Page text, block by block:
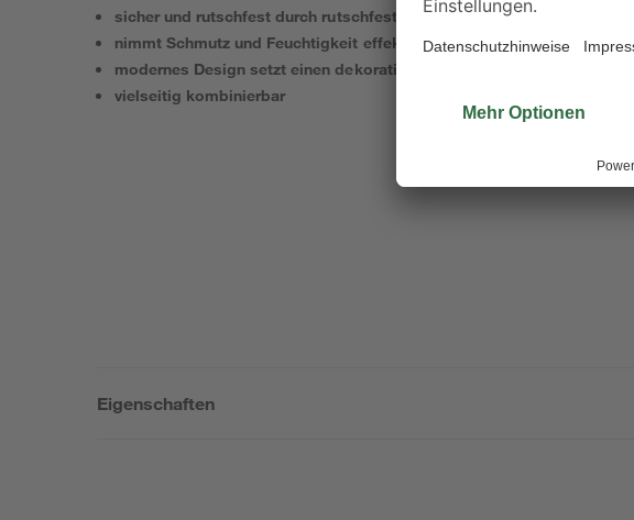
sicher und rutschfest durch rutschfeste Rückseite
nimmt Schmutz und Feuchtigkeit effektiv auf
modernes Design setzt einen dekorativen Akzent
vielseitig kombinierbar
Eigenschaften